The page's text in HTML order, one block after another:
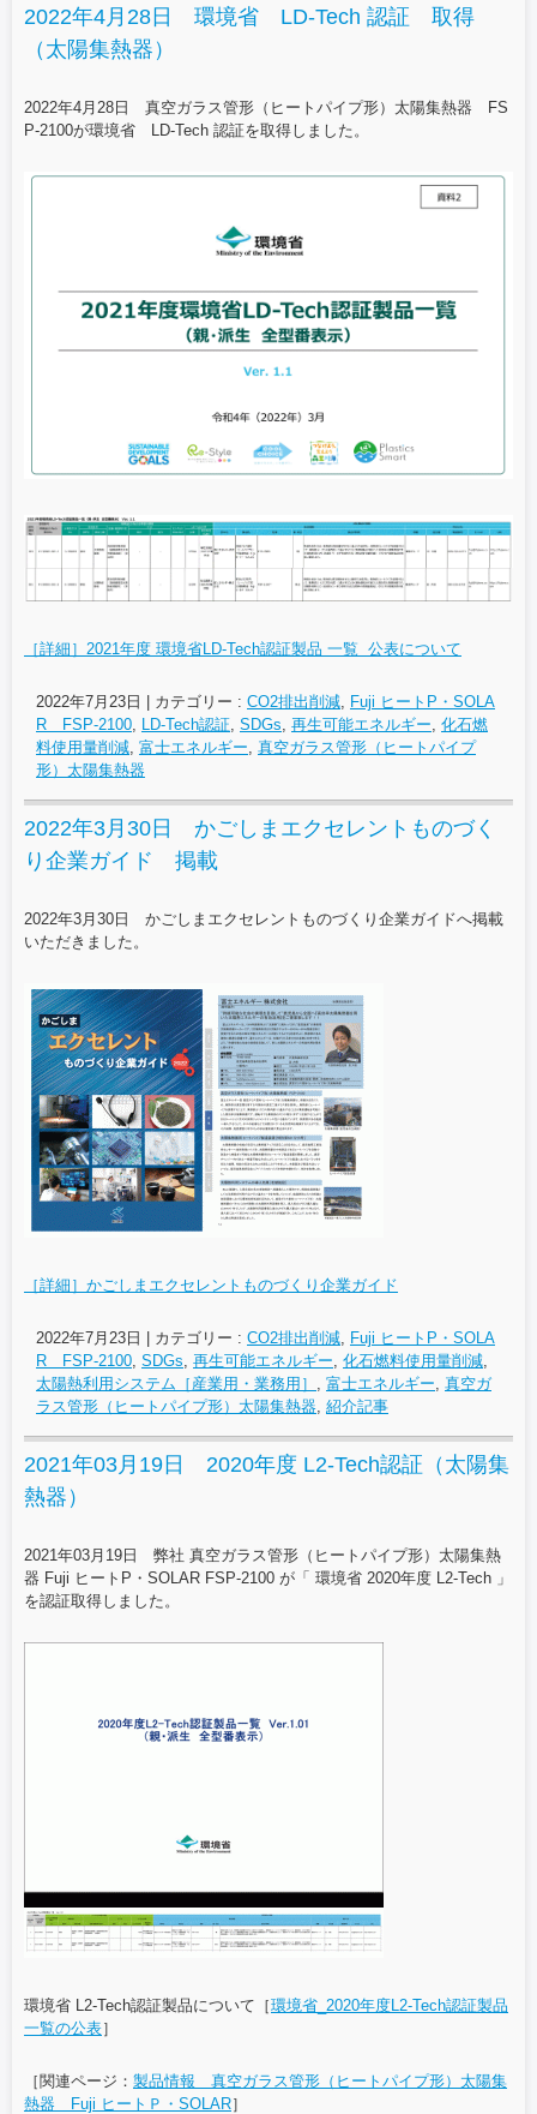
2022年4月28日 環境省 LD-Tech 認証 取得
（太陽集熱器）
2022年4月28日 真空ガラス管形（ヒートパイプ形）太陽集熱器 FS
P-2100が環境省 LD-Tech 認証を取得しました。
［詳細］2021年度 環境省LD-Tech認証製品 一覧 公表について
2022年7月23日 カテゴリー : CO2排出削減
Fuji ヒートP・SOLA
R FSP-2100
LD-Tech認証 SDGs 再生可能エネルギー 化石燃
料使用量削減 富士エネルギー 真空ガラス管形（ヒートパイプ
形）太陽集熱器
2022年3月30日 かごしまエクセレントものづく
り企業ガイド 掲載
2022年3月30日 かごしまエクセレントものづくり企業ガイドへ掲載
いただきました。
［詳細］かごしまエクセレントものづくり企業ガイド
2022年7月23日 カテゴリー : CO2排出削減
Fuji ヒートP・SOLA
R FSP-2100 SDGs 再生可能エネルギー 化石燃料使用量削減
太陽熱利用システム［産業用・業務用］
富士エネルギー 真空ガ
ラス管形（ヒートパイプ形）太陽集熱器 紹介記事
2021年03月19日 2020年度 L2-Tech認証（太陽集
熱器）
2021年03月19日 弊社 真空ガラス管形（ヒートパイプ形）太陽集熱
器 Fuji ヒートP・SOLAR FSP-2100 が「 環境省 2020年度 L2-Tech 」
を認証取得しました。
環境省 L2-Tech認証製品について［環境省_2020年度L2-Tech認証製品
一覧の公表］
［関連ページ： 製品情報 真空ガラス管形（ヒートパイプ形）太陽集
熱器 Fuji ヒートＰ・SOLAR］